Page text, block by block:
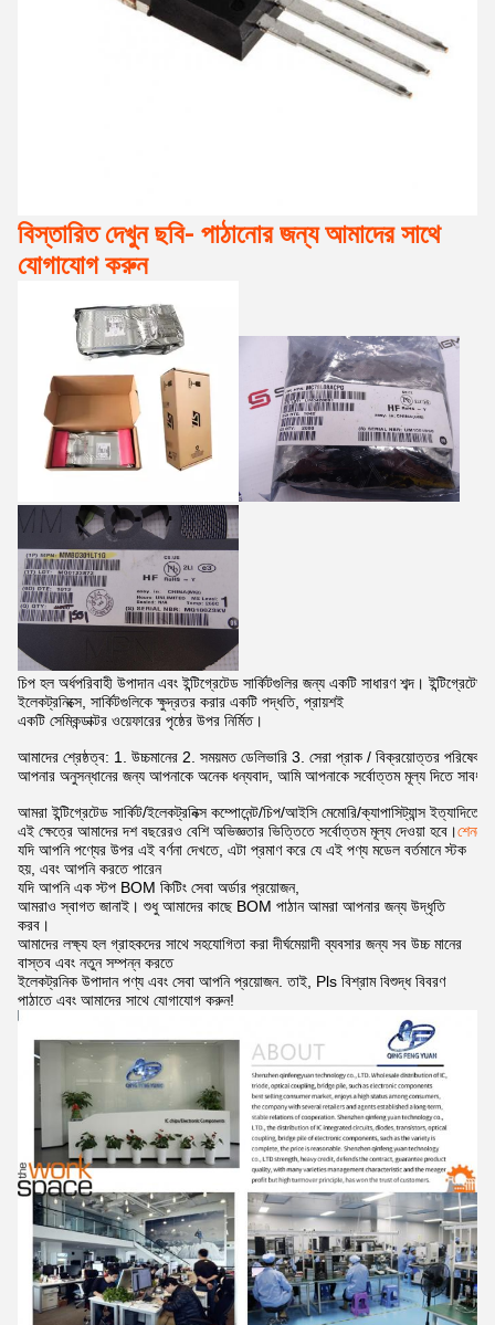
বিস্তারিত দেখুন ছবি- পাঠানোর জন্য আমাদের সাথে
যোগাযোগ করুন
চিপ হল অর্ধপরিবাহী উপাদান এবং ইন্টিগ্রেটেড সার্কিটগুলির জন্য একটি সাধারণ শব্দ। ইন্টিগ্রেটেড
ইলেকট্রনিক্সে, সার্কিটগুলিকে ক্ষুদ্রতর করার একটি পদ্ধতি, প্রায়শই
একটি সেমিকন্ডাক্টর ওয়েফারের পৃষ্ঠের উপর নির্মিত।
আমাদের শ্রেষ্ঠত্ব: 1. উচ্চমানের 2. সময়মত ডেলিভারি 3. সেরা প্রাক / বিক্রয়োত্তর পরিষেবা
আপনার অনুসন্ধানের জন্য আপনাকে অনেক ধন্যবাদ, আমি আপনাকে সর্বোত্তম মূল্য দিতে
আমরা ইন্টিগ্রেটেড সার্কিট/ইলেকট্রনিক্স কম্পোনেন্ট/চিপ/আইসি মেমোরি/ক্যাপাসিট্যান্স ইত্যাদিতে
এই ক্ষেত্রে আমাদের দশ বছরেরও বেশি অভিজ্ঞতার ভিত্তিতে সর্বোত্তম মূল্য দেওয়া হবে।
যদি আপনি পণ্যের উপর এই বর্ণনা দেখতে, এটা প্রমাণ করে যে এই পণ্য মডেল বর্তমানে স্টক
হয়, এবং আপনি করতে পারেন
যদি আপনি এক স্টপ BOM কিটিং সেবা অর্ডার প্রয়োজন,
আমরাও স্বাগত জানাই। শুধু আমাদের কাছে BOM পাঠান আমরা আপনার জন্য উদ্ধৃতি
করব।
আমাদের লক্ষ্য হল গ্রাহকদের সাথে সহযোগিতা করা দীর্ঘমেয়াদী ব্যবসার জন্য সব উচ্চ মানের
বাস্তব এবং নতুন সম্পন্ন করতে
ইলেকট্রনিক উপাদান পণ্য এবং সেবা আপনি প্রয়োজন. তাই, Pls বিশ্রাম বিশুদ্ধ বিবরণ
পাঠাতে এবং আমাদের সাথে যোগাযোগ করুন!